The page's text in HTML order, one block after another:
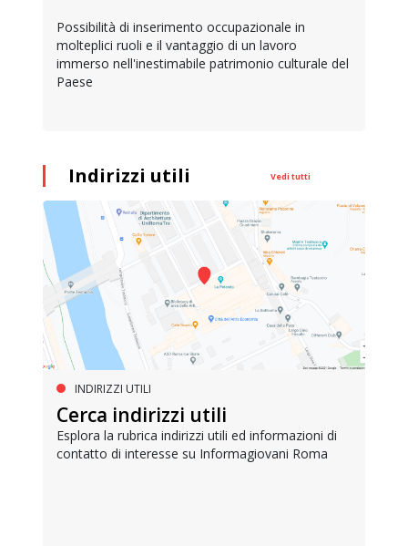
Possibilità di inserimento occupazionale in
molteplici ruoli e il vantaggio di un lavoro
immerso nell'inestimabile patrimonio culturale del
Paese
Indirizzi utili Vedi tutti
INDIRIZZI UTILI
Cerca indirizzi utili
Esplora la rubrica indirizzi utili ed informazioni di
contatto di interesse su Informagiovani Roma